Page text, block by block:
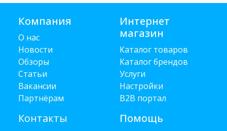
Компания
О нас
Новости
Обзоры
Статьи
Вакансии
Партнёрам
Контакты
Интернет
магазин
Каталог товаров
Каталог брендов
Услуги
Настройки
B2B портал
Помощь